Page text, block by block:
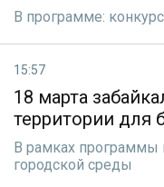
В программе:
15:57
18 марта
территории для
В рамках
городской среды